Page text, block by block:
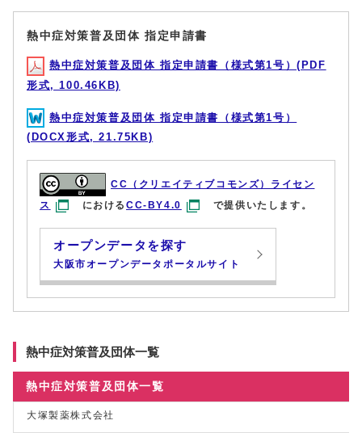
熱中症対策普及団体 指定申請書
熱中症対策普及団体 指定申請書（様式第1号）(PDF
形式, 100.46KB)
熱中症対策普及団体 指定申請書（様式第1号）
(DOCX形式, 21.75KB)
CC（クリエイティブコモンズ）ライセン
ス
におけるCC-BY4.0 で提供いたします。
オープンデータを探す
大阪市オープンデータポータルサイト
熱中症対策普及団体一覧
熱中症対策普及団体一覧
大塚製薬株式会社